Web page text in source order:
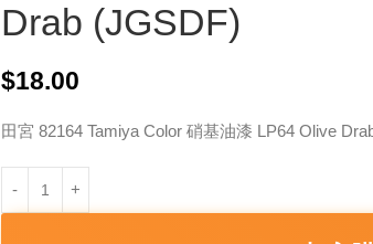
Drab (JGSDF)
$18.00
田宮 82164 Tamiya Color 硝基油漆 LP64 Olive